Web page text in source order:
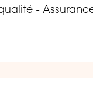
-